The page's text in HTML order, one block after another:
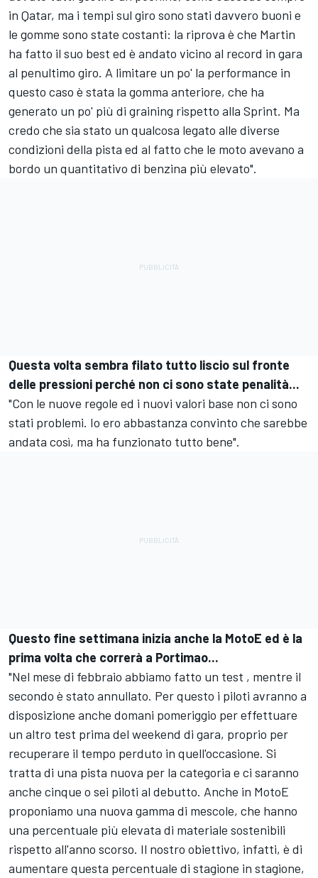
in Qatar, ma i tempi sul giro sono stati davvero buoni e
le gomme sono state costanti: la riprova è che Martin
ha fatto il suo best ed è andato vicino al record in gara
al penultimo giro. A limitare un po' la performance in
questo caso è stata la gomma anteriore, che ha
generato un po' più di graining rispetto alla Sprint. Ma
credo che sia stato un qualcosa legato alle diverse
condizioni della pista ed al fatto che le moto avevano a
bordo un quantitativo di benzina più elevato".
Questa volta sembra filato tutto liscio sul fronte
delle pressioni perché non ci sono state penalità...
"Con le nuove regole ed i nuovi valori base non ci sono
stati problemi. Io ero abbastanza convinto che sarebbe
andata così, ma ha funzionato tutto bene".
Questo fine settimana inizia anche la MotoE ed è la
prima volta che correrà a Portimao...
"Nel mese di febbraio abbiamo fatto un test , mentre il
secondo è stato annullato. Per questo i piloti avranno a
disposizione anche domani pomeriggio per effettuare
un altro test prima del weekend di gara, proprio per
recuperare il tempo perduto in quell'occasione. Si
tratta di una pista nuova per la categoria e ci saranno
anche cinque o sei piloti al debutto. Anche in MotoE
proponiamo una nuova gamma di mescole, che hanno
una percentuale più elevata di materiale sostenibili
rispetto all'anno scorso. Il nostro obiettivo, infatti, è di
aumentare questa percentuale di stagione in stagione,